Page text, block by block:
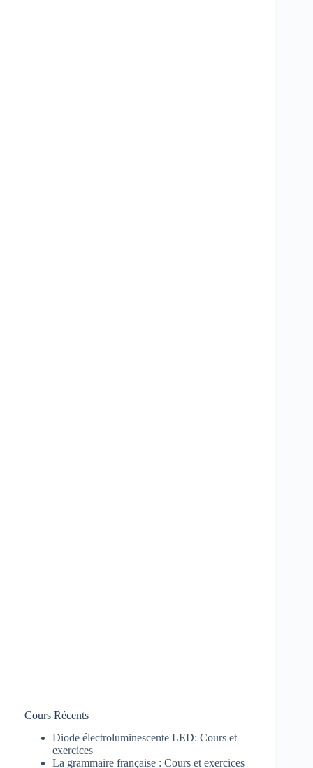
Cours Récents
Diode électroluminescente LED: Cours et
exercices
La grammaire française : Cours et exercices